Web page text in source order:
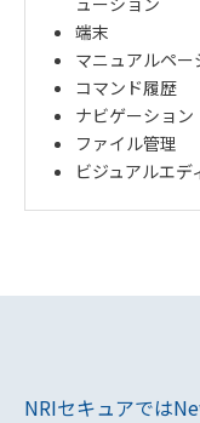
端末
マニュアルペー
コマンド履歴
ナビゲーション
ファイル管理
ビジュアルエデ
NRIセキュアでは